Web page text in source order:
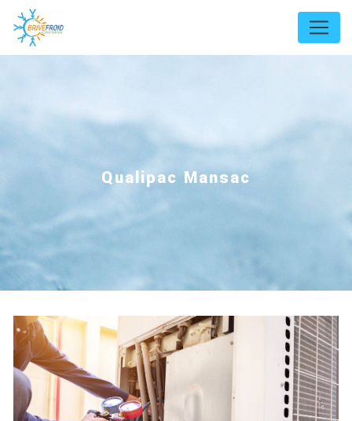
Qualipac Mansac
Panneau de gestion des cookies